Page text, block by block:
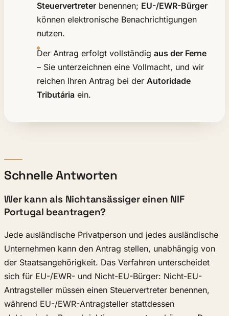
Steuervertreter benennen; EU-/EWR-Bürger
können elektronische Benachrichtigungen
nutzen.
Der Antrag erfolgt vollständig aus der Ferne
– Sie unterzeichnen eine Vollmacht, und wir
reichen Ihren Antrag bei der Autoridade
Tributária ein.
Schnelle Antworten
Wer kann als Nichtansässiger einen NIF
Portugal beantragen?
Jede ausländische Privatperson und jedes ausländische
Unternehmen kann den Antrag stellen, unabhängig von
der Staatsangehörigkeit. Das Verfahren unterscheidet
sich für EU-/EWR- und Nicht-EU-Bürger: Nicht-EU-
Antragsteller müssen einen Steuervertreter benennen,
während EU-/EWR-Antragsteller stattdessen